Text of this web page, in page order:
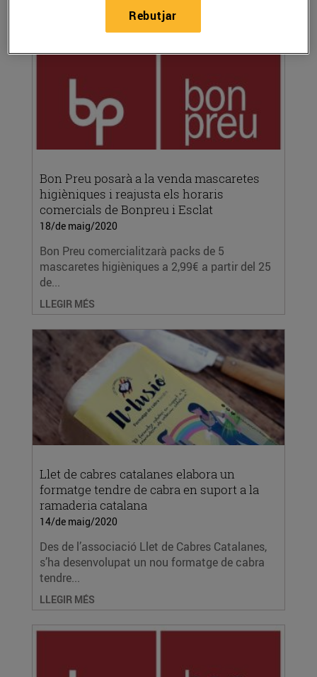
Bon Preu posarà a la venda mascaretes
higièniques i reajusta els horaris
comercials de Bonpreu i Esclat
18/de maig/2020
Bon Preu comercialitzarà packs de 5
mascaretes higièniques a 2,99€ a partir del 25
de...
LLEGIR MÉS
Llet de cabres catalanes elabora un
formatge tendre de cabra en suport a la
ramaderia catalana
14/de maig/2020
Des de l’associació Llet de Cabres Catalanes,
s’ha desenvolupat un nou formatge de cabra
tendre...
LLEGIR MÉS
Rebutjar